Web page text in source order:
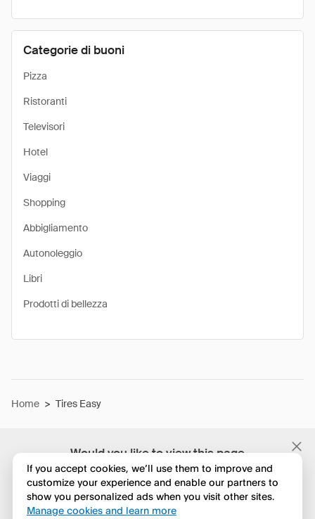
Would you like to view this page
in English?
No, continua a esplorare
Categorie di buoni
Pizza
Ristoranti
Televisori
Hotel
Viaggi
Shopping
Abbigliamento
Autonoleggio
Libri
Prodotti di bellezza
Home > Tires Easy
If you accept cookies, we’ll use them to improve and
customize your experience and enable our partners to
show you personalized ads when you visit other sites.
Manage cookies and learn more